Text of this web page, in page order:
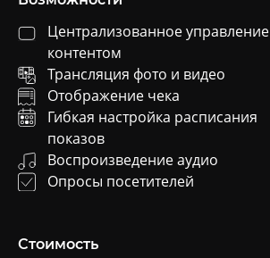
Централизованноеуправление
контентом
Гибкая настройка расписания
показов
Трансляция фото и видео
Воспроизведение аудио
Отображение чека
Опросы посетителей
Стоимость